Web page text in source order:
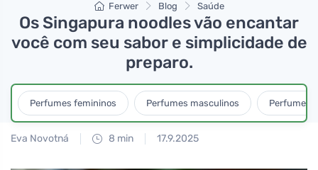
Ferwer Blog Saúde
Os Singapura noodles vão encantar
você com seu sabor e simplicidade de
preparo.
Perfumes femininos Perfumes masculinos Perfumes
Eva Novotná 8 min 17.9.2025